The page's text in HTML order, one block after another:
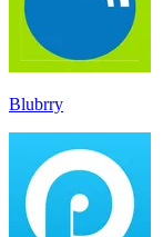
Blubrry